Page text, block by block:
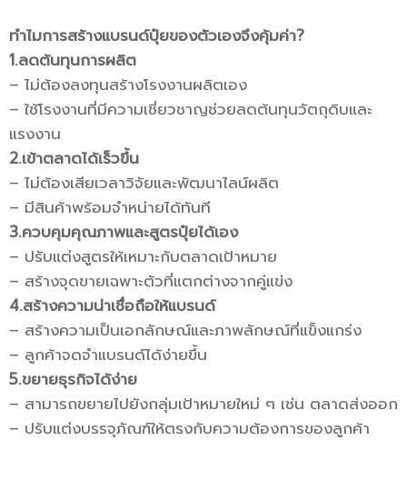
ทำไมการสร้างแบรนด์ปุ๋ยของตัวเองจึงคุ้มค่า?
1.ลดต้นทุนการผลิต
– ไม่ต้องลงทุนสร้างโรงงานผลิตเอง
– ใช้โรงงานที่มีความเชี่ยวชาญช่วยลดต้นทุนวัตถุดิบและ
แรงงาน
2.เข้าตลาดได้เร็วขึ้น
– ไม่ต้องเสียเวลาวิจัยและพัฒนาไลน์ผลิต
– มีสินค้าพร้อมจำหน่ายได้ทันที
3.ควบคุมคุณภาพและสูตรปุ๋ยได้เอง
– ปรับแต่งสูตรให้เหมาะกับตลาดเป้าหมาย
– สร้างจุดขายเฉพาะตัวที่แตกต่างจากคู่แข่ง
4.สร้างความน่าเชื่อถือให้แบรนด์
– สร้างความเป็นเอกลักษณ์และภาพลักษณ์ที่แข็งแกร่ง
– ลูกค้าจดจำแบรนด์ได้ง่ายขึ้น
5.ขยายธุรกิจได้ง่าย
– สามารถขยายไปยังกลุ่มเป้าหมายใหม่ ๆ เช่น ตลาดส่งออก
– ปรับแต่งบรรจุภัณฑ์ให้ตรงกับความต้องการของลูกค้า